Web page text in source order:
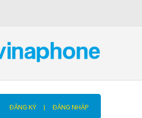
ĐĂNG KÝ | ĐĂNG NHẬP